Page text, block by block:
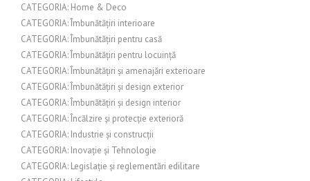
CATEGORIA: Home & Deco
CATEGORIA: Îmbunătățiri interioare
CATEGORIA: Îmbunătățiri pentru casă
CATEGORIA: Îmbunătățiri pentru locuință
CATEGORIA: Îmbunătățiri și amenajări exterioare
CATEGORIA: Îmbunătățiri și design exterior
CATEGORIA: Îmbunătățiri și design interior
CATEGORIA: Încălzire și protecție exterioră
CATEGORIA: Industrie și construcții
CATEGORIA: Inovație și Tehnologie
CATEGORIA: Legislație și reglementări edilitare